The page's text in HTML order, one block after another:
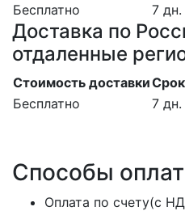
Бесплатно
7 дн.
Доставка по
отдаленные
Стоимость доставки
Бесплатно
7 дн.
Способы
Оплата по счету(с